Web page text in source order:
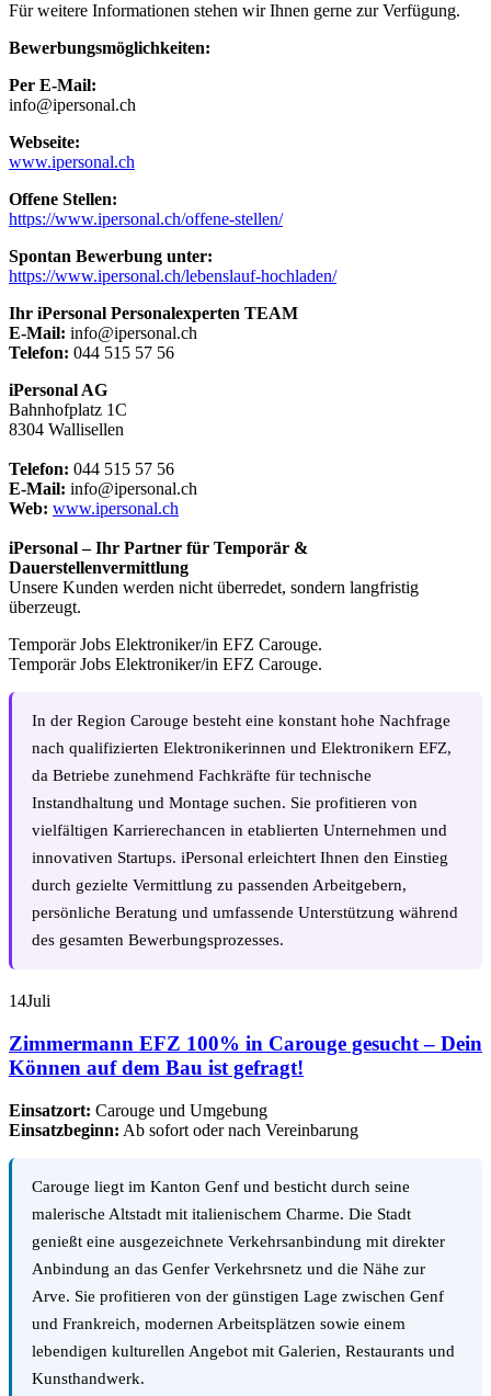
Für weitere Informationen stehen wir Ihnen gerne zur Verfügung.
Bewerbungsmöglichkeiten:
Per E-Mail:
info@ipersonal.ch
Webseite:
www.ipersonal.ch
Offene Stellen:
https://www.ipersonal.ch/offene-stellen/
Spontan Bewerbung unter:
https://www.ipersonal.ch/lebenslauf-hochladen/
Ihr iPersonal Personalexperten TEAM
E-Mail: info@ipersonal.ch
Telefon: 044 515 57 56
iPersonal AG
Bahnhofplatz 1C
8304 Wallisellen
Telefon: 044 515 57 56
E-Mail: info@ipersonal.ch
Web: www.ipersonal.ch
iPersonal – Ihr Partner für Temporär &
Dauerstellenvermittlung
Unsere Kunden werden nicht überredet, sondern langfristig
überzeugt.
Temporär Jobs Elektroniker/in EFZ Carouge.
Temporär Jobs Elektroniker/in EFZ Carouge.
In der Region Carouge besteht eine konstant hohe Nachfrage
nach qualifizierten Elektronikerinnen und Elektronikern EFZ,
da Betriebe zunehmend Fachkräfte für technische
Instandhaltung und Montage suchen. Sie profitieren von
vielfältigen Karrierechancen in etablierten Unternehmen und
innovativen Startups. iPersonal erleichtert Ihnen den Einstieg
durch gezielte Vermittlung zu passenden Arbeitgebern,
persönliche Beratung und umfassende Unterstützung während
des gesamten Bewerbungsprozesses.
14Juli
Zimmermann EFZ 100% in Carouge gesucht – Dein
Können auf dem Bau ist gefragt!
Einsatzort: Carouge und Umgebung
Einsatzbeginn: Ab sofort oder nach Vereinbarung
Carouge liegt im Kanton Genf und besticht durch seine
malerische Altstadt mit italienischem Charme. Die Stadt
genießt eine ausgezeichnete Verkehrsanbindung mit direkter
Anbindung an das Genfer Verkehrsnetz und die Nähe zur
Arve. Sie profitieren von der günstigen Lage zwischen Genf
und Frankreich, modernen Arbeitsplätzen sowie einem
lebendigen kulturellen Angebot mit Galerien, Restaurants und
Kunsthandwerk.